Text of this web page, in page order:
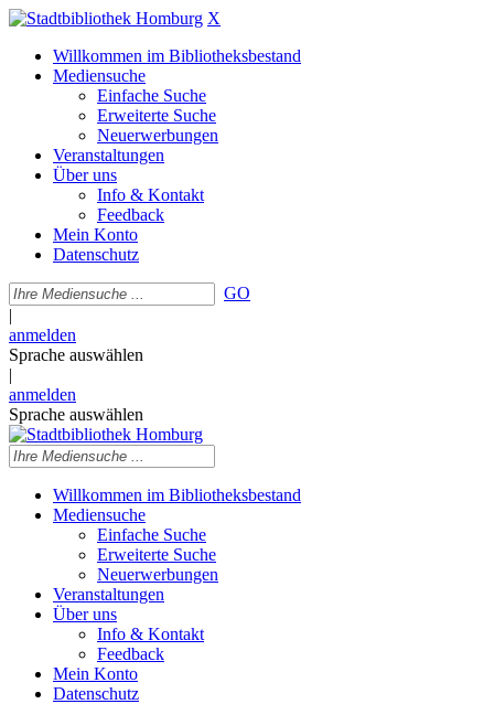
X
Willkommen im Bibliotheksbestand
Mediensuche
Einfache Suche
Erweiterte Suche
Neuerwerbungen
Veranstaltungen
Über uns
Info & Kontakt
Feedback
Mein Konto
Datenschutz
GO
|
anmelden
Sprache auswählen
|
anmelden
Sprache auswählen
Willkommen im Bibliotheksbestand
Mediensuche
Einfache Suche
Erweiterte Suche
Neuerwerbungen
Veranstaltungen
Über uns
Info & Kontakt
Feedback
Mein Konto
Datenschutz